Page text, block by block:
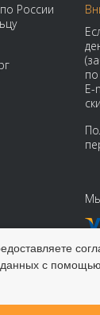
России
E-
по России и СНГ
с